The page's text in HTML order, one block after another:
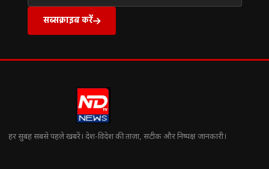
सब्सक्राइब करें
हर सुबह सबसे पहले खबरें। देश-विदेश की ताज़ा, सटीक और निष्पक्ष जानकारी।